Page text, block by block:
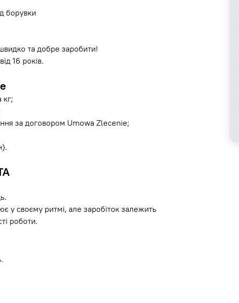
борувки
та добре заробити!
16 років.
кг;
за договором Umowa Zlecenie;
у своєму ритмі, але заробіток залежить
роботи.